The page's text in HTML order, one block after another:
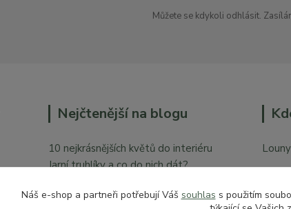
Můžete se kdykoli odhlásit.
Nejčtenější na blogu
10 nejkrásnějších květů do interiéru
Jarní truhlíky a co do nich dát?
Náš e-shop a partneři potřebují Váš souhlas s použitím